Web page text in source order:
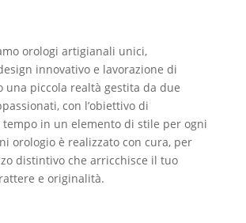
orologi artigianali unici,
innovativo e lavorazione di
una piccola realtà gestita da due
con l’obiettivo di
in un elemento di stile per ogni
orologio è realizzato con cura, per
distintivo che arricchisce il tuo
e originalità.